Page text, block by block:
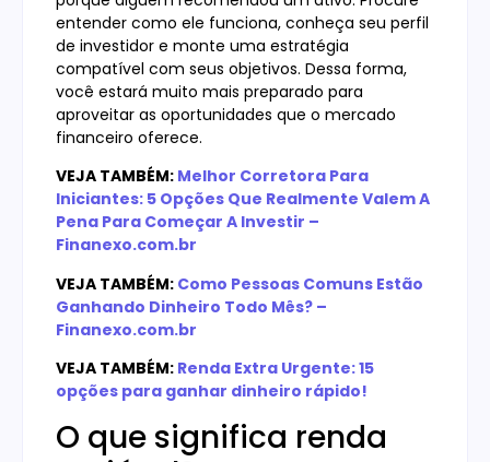
entender como ele funciona, conheça seu perfil
de investidor e monte uma estratégia
compatível com seus objetivos. Dessa forma,
você estará muito mais preparado para
aproveitar as oportunidades que o mercado
financeiro oferece.
VEJA TAMBÉM: Melhor Corretora Para
Iniciantes: 5 Opções Que Realmente Valem A
Pena Para Começar A Investir –
Finanexo.com.br
VEJA TAMBÉM: Como Pessoas Comuns Estão
Ganhando Dinheiro Todo Mês? –
Finanexo.com.br
VEJA TAMBÉM: Renda Extra Urgente: 15
opções para ganhar dinheiro rápido!
O que significa renda